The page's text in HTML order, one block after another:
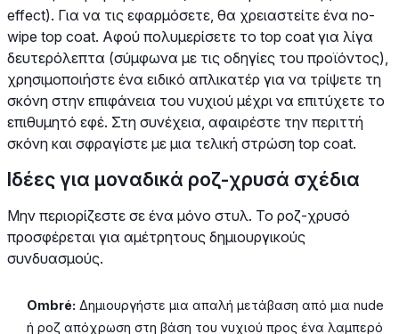
effect). Για να τις εφαρμόσετε, θα χρειαστείτε ένα no-
wipe top coat. Αφού πολυμερίσετε το top coat για λίγα
δευτερόλεπτα (σύμφωνα με τις οδηγίες του προϊόντος),
χρησιμοποιήστε ένα ειδικό απλικατέρ για να τρίψετε τη
σκόνη στην επιφάνεια του νυχιού μέχρι να επιτύχετε το
επιθυμητό εφέ. Στη συνέχεια, αφαιρέστε την περιττή
σκόνη και σφραγίστε με μια τελική στρώση top coat.
Ιδέες για μοναδικά ροζ-χρυσά σχέδια
Μην περιορίζεστε σε ένα μόνο στυλ. Το ροζ-χρυσό
προσφέρεται για αμέτρητους δημιουργικούς
συνδυασμούς.
Ombré: Δημιουργήστε μια απαλή μετάβαση από μια nude
ή ροζ απόχρωση στη βάση του νυχιού προς ένα λαμπερό